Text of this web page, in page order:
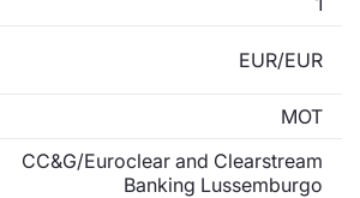
EUR/EUR
MOT
CC&G/Euroclear and Clearstream
Banking Lussemburgo